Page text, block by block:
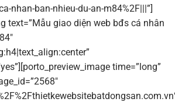
nhan-ban-nhieu-du-an-m84%2F|||”]
text=”Mẫu giao diện web bđs cá nhân
time=”long”